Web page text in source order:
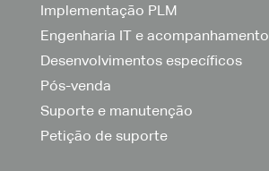
Implementação PLM
Engenharia IT e acompanhamento
Desenvolvimentos específicos
Pós-venda
Suporte e manutenção
Petição de suporte